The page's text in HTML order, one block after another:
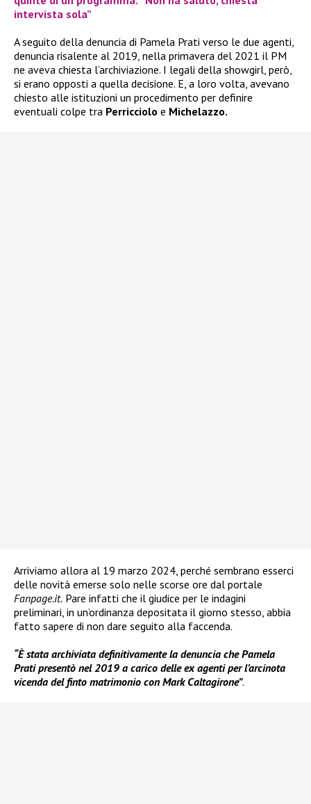
intervista sola”
A seguito della denuncia di Pamela Prati verso le due agenti,
denuncia risalente al 2019, nella primavera del 2021 il PM
ne aveva chiesta l’archiviazione. I legali della showgirl, però,
si erano opposti a quella decisione. E, a loro volta, avevano
chiesto alle istituzioni un procedimento per definire
eventuali colpe tra Perricciolo e Michelazzo.
Arriviamo allora al 19 marzo 2024, perché sembrano esserci
delle novità emerse solo nelle scorse ore dal portale
Fanpage.it. Pare infatti che il giudice per le indagini
preliminari, in un’ordinanza depositata il giorno stesso, abbia
fatto sapere di non dare seguito alla faccenda.
“È stata archiviata definitivamente la denuncia che Pamela
Prati presentò nel 2019 a carico delle ex agenti per l’arcinota
vicenda del finto matrimonio con Mark Caltagirone”.